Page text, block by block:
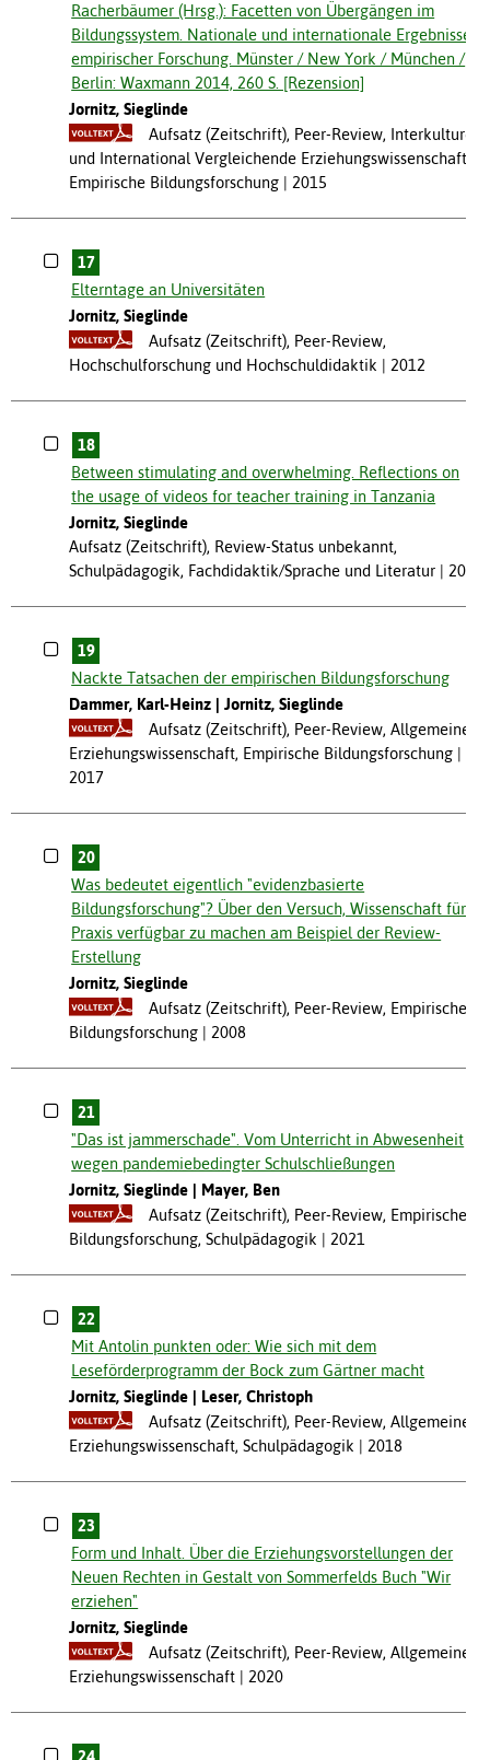
Racherbäumer (Hrsg.): Facetten von Übergängen im
Bildungssystem. Nationale und internationale Ergebnisse
empirischer Forschung. Münster / New York / München /
Berlin: Waxmann 2014, 260 S. [Rezension]
Jornitz, Sieglinde
Aufsatz (Zeitschrift), Peer-Review,
und International Vergleichende Erziehungswissenschaft,
Empirische Bildungsforschung
2015
17
Elterntage an Universitäten
Jornitz, Sieglinde
Aufsatz (Zeitschrift), Peer-Review,
Hochschulforschung und Hochschuldidaktik
2012
18
Between stimulating and overwhelming. Reflections on
the usage of videos for teacher training in Tanzania
Jornitz, Sieglinde
Aufsatz (Zeitschrift), Review-Status unbekannt,
Schulpädagogik, Fachdidaktik/Sprache und Literatur
2016
19
Nackte Tatsachen der empirischen Bildungsforschung
Dammer, Karl-Heinz
Jornitz, Sieglinde
Aufsatz (Zeitschrift), Peer-Review, Allgemeine
Erziehungswissenschaft, Empirische Bildungsforschung
2017
20
Was bedeutet eigentlich "evidenzbasierte
Bildungsforschung"? Über den Versuch, Wissenschaft für
Praxis verfügbar zu machen am Beispiel der Review-
Erstellung
Jornitz, Sieglinde
Aufsatz (Zeitschrift), Peer-Review, Empirische
Bildungsforschung
2008
21
"Das ist jammerschade". Vom Unterricht in Abwesenheit
wegen pandemiebedingter Schulschließungen
Jornitz, Sieglinde
Mayer, Ben
Aufsatz (Zeitschrift), Peer-Review, Empirische
Bildungsforschung, Schulpädagogik
2021
22
Mit Antolin punkten oder: Wie sich mit dem
Leseförderprogramm der Bock zum Gärtner macht
Jornitz, Sieglinde
Leser, Christoph
Aufsatz (Zeitschrift), Peer-Review, Allgemeine
Erziehungswissenschaft, Schulpädagogik
2018
23
Form und Inhalt. Über die Erziehungsvorstellungen der
Neuen Rechten in Gestalt von Sommerfelds Buch "Wir
erziehen"
Jornitz, Sieglinde
Aufsatz (Zeitschrift), Peer-Review, Allgemeine
Erziehungswissenschaft
2020